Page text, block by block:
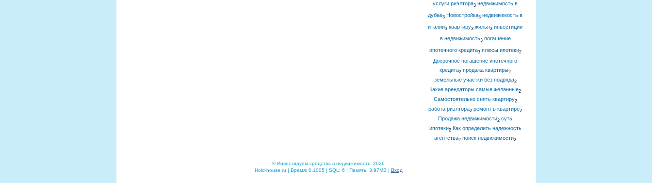
услуги риэлтора3 недвижимость в
дубае3 Новостройка3 недвижимость в
италии3 квартиру3 жилья3 инвестиции
в недвижимость3 погашение
ипотечного кредита3 плюсы ипотеки2
Досрочное погашение ипотечного
кредита2 продажа квартиры2
земельные участки без подряда2
Какие арендаторы самые желанные2
Самостоятельно снять квартиру2
работа риэлтора2 ремонт в квартире2
Продажа недвижимости2 суть
ипотеки2 Как определить надежность
агентства2 поиск недвижимости2
© Инвестируем средства в недвижимость, 2026
Hold-house.ru | Время: 0.1005 | SQL: 6 | Память: 3.97MB | Вход